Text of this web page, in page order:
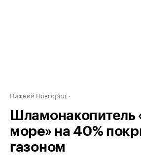
Нижний Новгород
Шламонакопитель
море» на 40%
газоном